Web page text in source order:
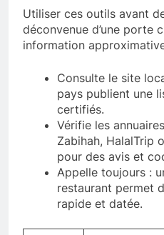
Utiliser ces outils avant
déconvenue d’une porte
information
Consulte le site
pays publient une
certifiés.
Vérifie les
Zabihah, HalalTrip
pour des avis et
Appelle toujours :
restaurant permet
rapide et datée.